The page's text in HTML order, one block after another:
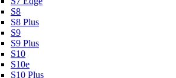
S8
S8 Plus
S9
S9 Plus
S10
S10e
S10 Plus